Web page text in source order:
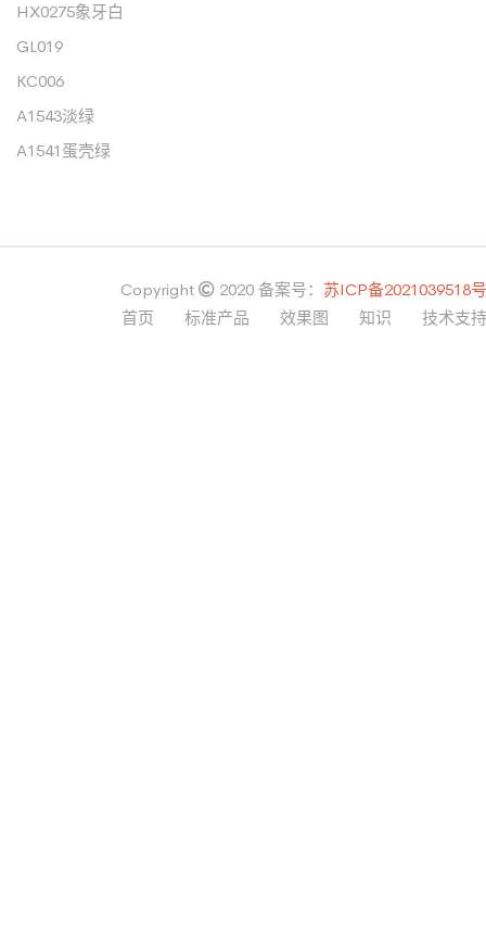
HX0275象牙白
GL019
KC006
A1543淡绿
A1541蛋壳绿
Copyright 2020 备案号： 苏ICP备2021039518号
首页
标准产品 效果图 知识 技术支持